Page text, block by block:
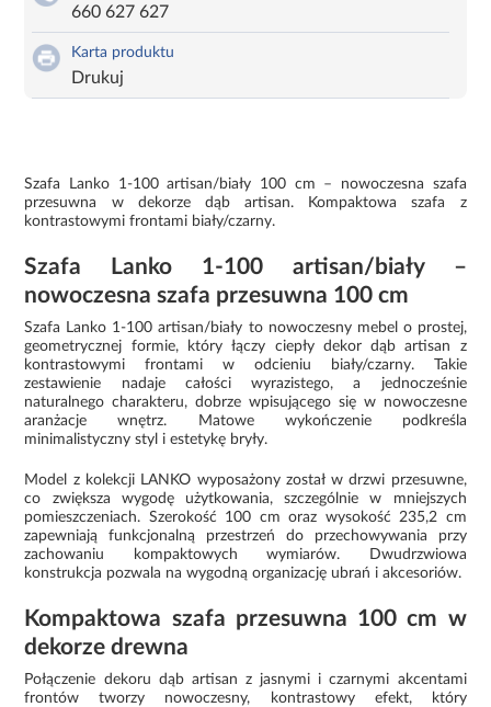
660 627 627
Karta produktu
Drukuj
Szafa Lanko 1-100 artisan/biały 100 cm – nowoczesna szafa
przesuwna w dekorze dąb artisan. Kompaktowa szafa z
kontrastowymi frontami biały/czarny.
Szafa Lanko 1-100 artisan/biały –
nowoczesna szafa przesuwna 100 cm
Szafa Lanko 1-100 artisan/biały to nowoczesny mebel o prostej,
geometrycznej formie, który łączy ciepły dekor dąb artisan z
kontrastowymi frontami w odcieniu biały/czarny. Takie
zestawienie nadaje całości wyrazistego, a jednocześnie
naturalnego charakteru, dobrze wpisującego się w nowoczesne
aranżacje wnętrz. Matowe wykończenie podkreśla
minimalistyczny styl i estetykę bryły.
Model z kolekcji LANKO wyposażony został w drzwi przesuwne,
co zwiększa wygodę użytkowania, szczególnie w mniejszych
pomieszczeniach. Szerokość 100 cm oraz wysokość 235,2 cm
zapewniają funkcjonalną przestrzeń do przechowywania przy
zachowaniu kompaktowych wymiarów. Dwudrzwiowa
konstrukcja pozwala na wygodną organizację ubrań i akcesoriów.
Kompaktowa szafa przesuwna 100 cm w
dekorze drewna
Połączenie dekoru dąb artisan z jasnymi i czarnymi akcentami
frontów tworzy nowoczesny, kontrastowy efekt, który